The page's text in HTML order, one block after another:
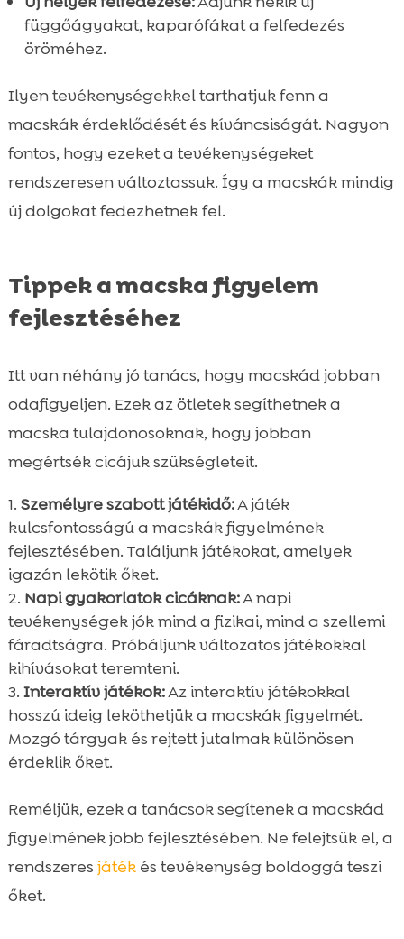
függőágyakat, kaparófákat a felfedezés
öröméhez.
Ilyen tevékenységekkel tarthatjuk fenn a
macskák érdeklődését és kíváncsiságát. Nagyon
fontos, hogy ezeket a tevékenységeket
rendszeresen változtassuk. Így a macskák mindig
új dolgokat fedezhetnek fel.
Tippek a macska figyelem
fejlesztéséhez
Itt van néhány jó tanács, hogy macskád jobban
odafigyeljen. Ezek az ötletek segíthetnek a
macska tulajdonosoknak, hogy jobban
megértsék cicájuk szükségleteit.
Személyre szabott játékidő:A játék
kulcsfontosságú a macskák figyelmének
fejlesztésében. Találjunk játékokat, amelyek
igazán lekötik őket.
Napi gyakorlatok cicáknak:A napi
tevékenységek jók mind a fizikai, mind a szellemi
fáradtságra. Próbáljunk változatos játékokkal
kihívásokat teremteni.
Interaktív játékok:Az interaktív játékokkal
hosszú ideig leköthetjük a macskák figyelmét.
Mozgó tárgyak és rejtett jutalmak különösen
érdeklik őket.
Reméljük, ezek a tanácsok segítenek a macskád
figyelmének jobb fejlesztésében. Ne felejtsük el, a
rendszeres játékés tevékenység boldoggá teszi
őket.